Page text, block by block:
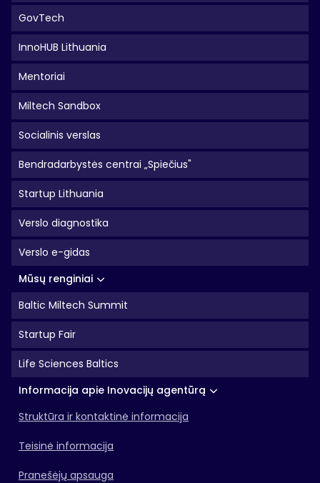
GovTech
InnoHUB Lithuania
Mentoriai
Miltech Sandbox
Socialinis verslas
Bendradarbystės centrai „Spiečius"
Startup Lithuania
Verslo diagnostika
Verslo e-gidas
Mūsų renginiai
Baltic Miltech Summit
Startup Fair
Life Sciences Baltics
Informacija apie Inovacijų agentūrą
Struktūra ir kontaktinė informacija
Teisinė informacija
Pranešėjų apsauga